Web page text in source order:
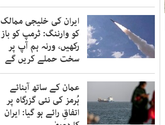
ایران کی خلیجی ممالک
کو وارننگ: ٹرمپ کو باز
رکھیں، ورنہ ہم آپ پر
سخت حملے کریں گے
عمان کے ساتھ آبنائے
ہُرمز کی نئی گزرگاہ پر
اتفاقِ رائے ہو گیا: ایران